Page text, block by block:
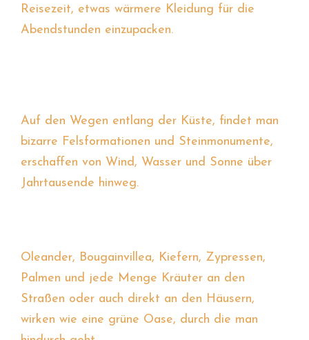
Reisezeit, etwas wärmere Kleidung für die
Abendstunden einzupacken.
Auf den Wegen entlang der Küste, findet man
bizarre Felsformationen und Steinmonumente,
erschaffen von Wind, Wasser und Sonne über
Jahrtausende hinweg.
Oleander, Bougainvillea, Kiefern, Zypressen,
Palmen und jede Menge Kräuter an den
Straßen oder auch direkt an den Häusern,
wirken wie eine grüne Oase, durch die man